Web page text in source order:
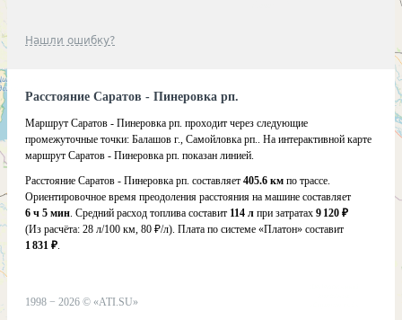
Нашли ошибку?
Расстояние Саратов - Пинеровка рп.
Маршрут Саратов - Пинеровка рп. проходит через следующие
промежуточные точки: Балашов г., Самойловка рп.. На интерактивной карте
маршрут Саратов - Пинеровка рп. показан линией.
Расстояние Саратов - Пинеровка рп. составляет 405.6 км по трассе.
Ориентировочное время преодоления расстояния на машине составляет
6 ч 5 мин. Средний расход топлива составит 114 л при затратах 9 120 ₽
(Из расчёта: 28 л/100 км, 80 ₽/л). Плата по системе «Платон» составит
1 831 ₽.
1998 − 2026 © «ATI.SU»